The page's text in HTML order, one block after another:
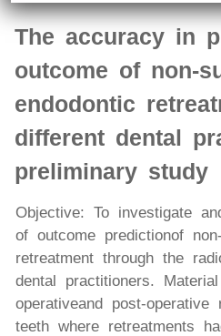
The accuracy in
outcome of non-
endodontic
different dental
preliminary study
Objective: To investigate
of outcome predictionof
retreatment through the
dental practitioners.
operativeand post-
teeth where retreatments